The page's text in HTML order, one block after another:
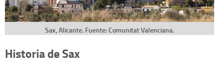
Sax, Alicante. Fuente: Comunitat Valenciana.
Historia de Sax